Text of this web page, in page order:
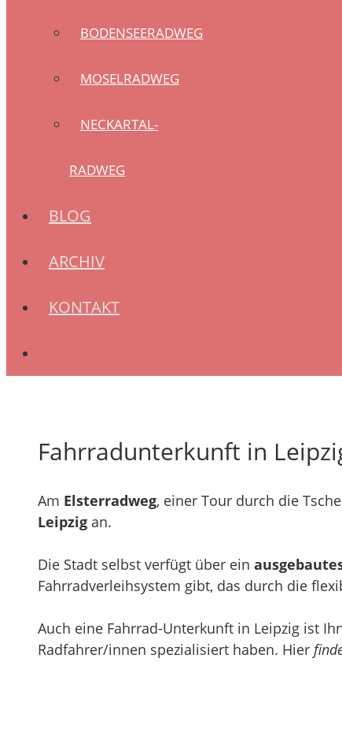
BODENSEERADWEG
MOSELRADWEG
NECKARTAL-
RADWEG
BLOG
ARCHIV
KONTAKT
Fahrradunterkunft in
Am Elsterradweg, einer Tour durch die
Leipzig an.
Die Stadt selbst verfügt über ein
Fahrradverleihsystem gibt, das durch die
Auch eine Fahrrad-Unterkunft in Leipzig ist
Radfahrer/innen spezialisiert haben. Hier